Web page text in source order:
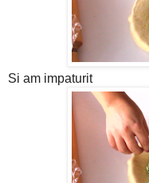
Si am impaturit